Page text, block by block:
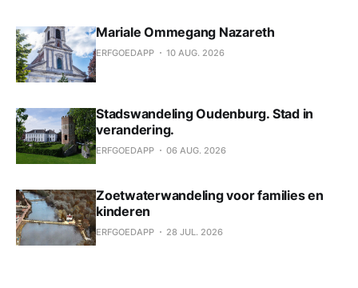
Mariale Ommegang Nazareth
ERFGOEDAPP 10 AUG. 2026
Stadswandeling Oudenburg. Stad in
verandering.
ERFGOEDAPP 06 AUG. 2026
Zoetwaterwandeling voor families en
kinderen
ERFGOEDAPP 28 JUL. 2026